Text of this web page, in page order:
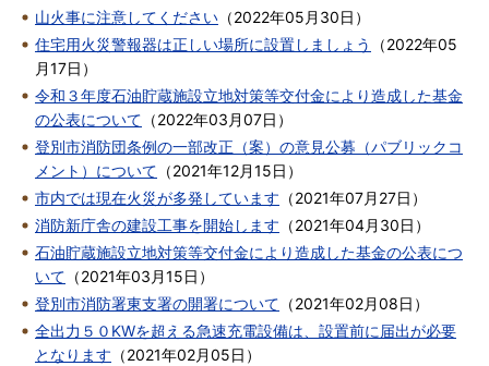
山火事に注意してください （2022年05月30日 ）
住宅用火災警報器は正しい場所に設置しましょう
（2022年05
月17日 ）
令和３年度石油貯蔵施設立地対策等交付金により造成した基金
の公表について （2022年03月07日 ）
登別市消防団条例の一部改正（案）の意見公募（パブリックコ
メント）について （2021年12月15日 ）
市内では現在火災が多発しています （2021年07月27日 ）
消防新庁舎の建設工事を開始します （2021年04月30日 ）
石油貯蔵施設立地対策等交付金により造成した基金の公表につ
いて （2021年03月15日 ）
登別市消防署東支署の開署について （2021年02月08日 ）
全出力５０KWを超える急速充電設備は、設置前に届出が必要
となります （2021年02月05日 ）